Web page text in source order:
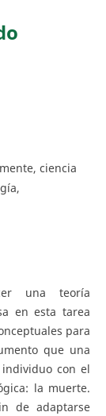
ciencia
una teoría
en esta tarea
para
que una
con el
la muerte.
de adaptarse